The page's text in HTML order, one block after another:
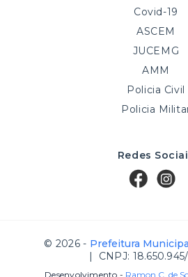
Covid-19
ASCEM
JUCEMG
AMM
Policia Civil
Policia
Redes
© 2026 - Prefeitura
| CNPJ:
Desenvolvimento - Ramon C. de